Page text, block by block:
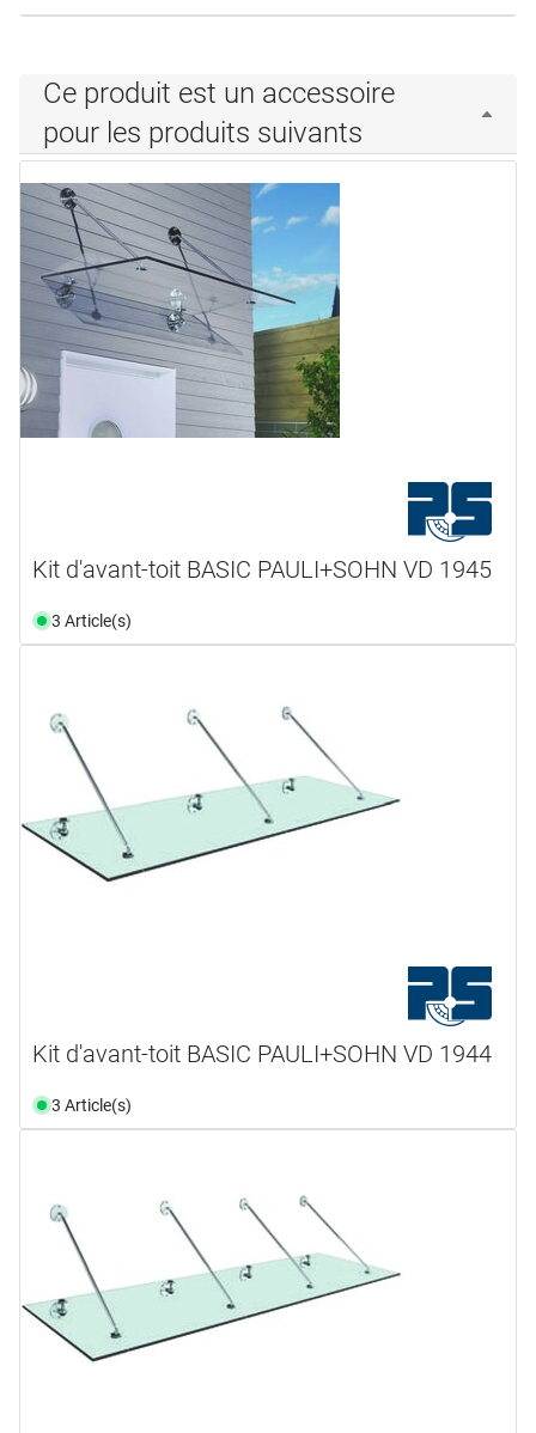
Ce produit est un accessoire
pour les produits suivants
Kit d'avant-toit BASIC PAULI+SOHN VD 1945
3 Article(s)
Kit d'avant-toit BASIC PAULI+SOHN VD 1944
3 Article(s)